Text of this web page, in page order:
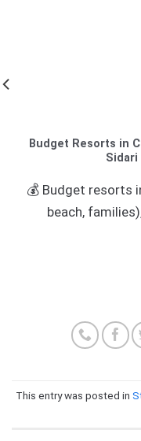
Budget Resorts in
💰 Budget resorts
beach,
This entry was posted in